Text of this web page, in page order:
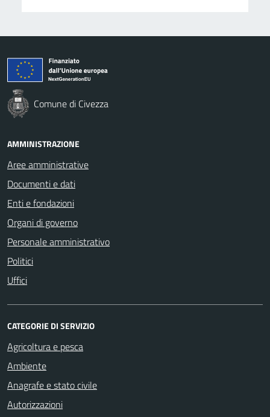
Comune di Civezza
AMMINISTRAZIONE
Aree amministrative
Documenti e dati
Enti e fondazioni
Organi di governo
Personale amministrativo
Politici
Uffici
CATEGORIE DI SERVIZIO
Agricoltura e pesca
Ambiente
Anagrafe e stato civile
Autorizzazioni